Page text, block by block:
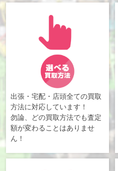
出張・宅配・店頭全ての買取
方法に対応しています！
勿論、どの買取方法でも査定
額が変わることはありませ
ん！